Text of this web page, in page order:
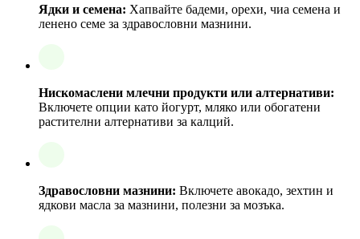
Ядки и семена: Хапвайте бадеми, орехи, чиа семена и
ленено семе за здравословни мазнини.
Нискомаслени млечни продукти или алтернативи:
Включете опции като йогурт, мляко или обогатени
растителни алтернативи за калций.
Здравословни мазнини: Включете авокадо, зехтин и
ядкови масла за мазнини, полезни за мозъка.